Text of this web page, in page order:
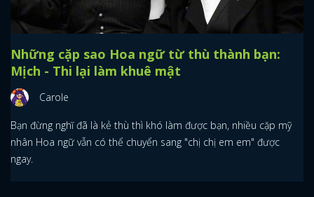
Những cặp sao Hoa ngữ từ thù thành bạn:
Mịch - Thi lại làm khuê mật
Carole
Bạn đừng nghĩ đã là kẻ thù thì khó làm được bạn, nhiều cặp mỹ
nhân Hoa ngữ vẫn có thể chuyển sang "chị chị em em" được
ngay.